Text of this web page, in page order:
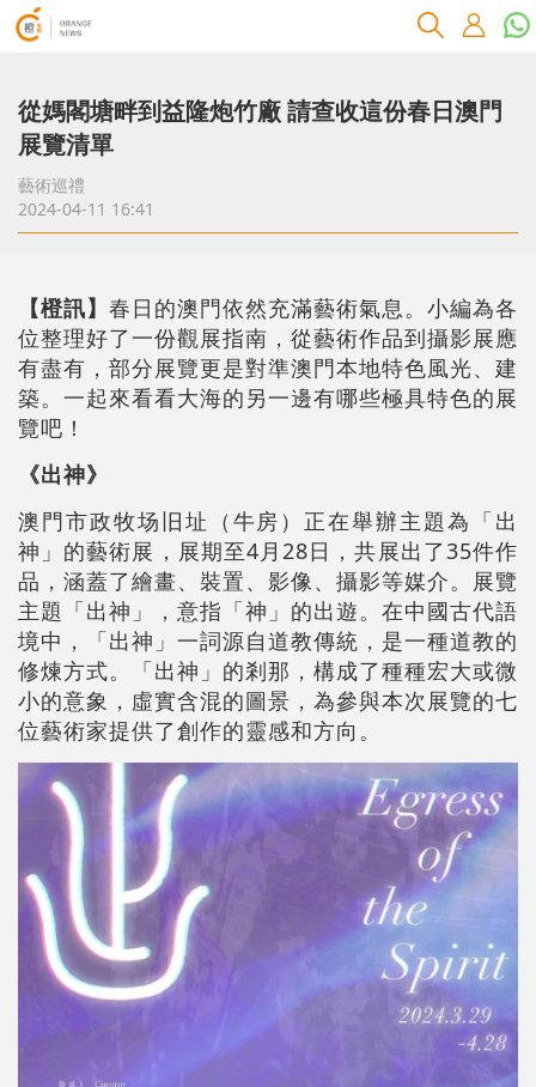
從媽閣塘畔到益隆炮竹廠 請查收這份春日澳門
展覽清單
藝術巡禮
2024-04-11 16:41
【橙訊】 春日的澳門依然充滿藝術氣息。小編為各
位整理好了一份觀展指南，從藝術作品到攝影展應
有盡有，部分展覽更是對準澳門本地特色風光、建
築。一起來看看大海的另一邊有哪些極具特色的展
覽吧！
《出神》
澳門市政牧场旧址（牛房）正在舉辦主題為「出
神」的藝術展，展期至4月28日，共展出了35件作
品，涵蓋了繪畫、裝置、影像、攝影等媒介。展覽
主題「出神」，意指「神」的出遊。在中國古代語
境中，「出神」一詞源自道教傳統，是一種道教的
修煉方式。「出神」的剎那，構成了種種宏大或微
小的意象，虛實含混的圖景，為參與本次展覽的七
位藝術家提供了創作的靈感和方向。